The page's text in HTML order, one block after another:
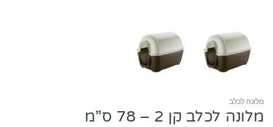
מלונה לכלב
מלונה לכלב קן 2 – 78 ס”מ